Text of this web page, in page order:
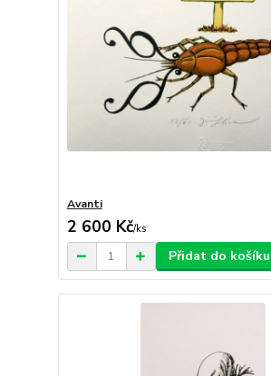
Avanti
2 600 Kč/ks
Přidat do košíku